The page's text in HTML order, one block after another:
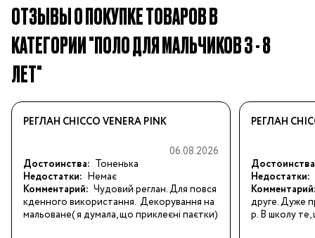
ОТЗЫВЫ О ПОКУПКЕ ТОВАРОВ В
КАТЕГОРИИ "ПОЛО ДЛЯ МАЛЬЧИКОВ 3 - 8
ЛЕТ"
РЕГЛАН CHICCO VENERA PINK
06.08.2026
Достоинства: Тоненька
Недостатки: Немає
Комментарий: Чудовий реглан. Для повся
кденного використання.  Декорування на
мальоване( я думала, що приклеєні паєтки)
РЕГЛАН
Недостатки:
друге. Дуже
р. В школу